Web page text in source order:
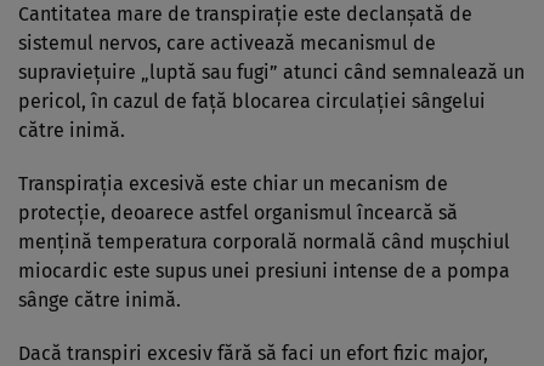
Cantitatea mare de transpirație este declanșată de
sistemul nervos, care activează mecanismul de
supraviețuire „luptă sau fugi” atunci când semnalează un
pericol, în cazul de față blocarea circulației sângelui
către inimă.
Transpirația excesivă este chiar un mecanism de
protecție, deoarece astfel organismul încearcă să
mențină temperatura corporală normală când mușchiul
miocardic este supus unei presiuni intense de a pompa
sânge către inimă.
Dacă transpiri excesiv fără să faci un efort fizic major,